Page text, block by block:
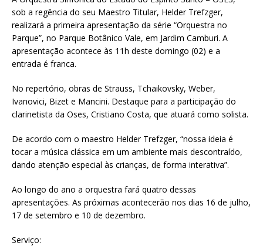
at
s
A
p
p
ai
l
ar
e
sob a regência do seu Maestro Titular, Helder Trefzger,
realizará a primeira apresentação da série “Orquestra no
Parque”, no Parque Botânico Vale, em Jardim Camburi. A
apresentação acontece às 11h deste domingo (02) e a
entrada é franca.
No repertório, obras de Strauss, Tchaikovsky, Weber,
Ivanovici, Bizet e Mancini. Destaque para a participação do
clarinetista da Oses, Cristiano Costa, que atuará como solista.
De acordo com o maestro Helder Trefzger, “nossa ideia é
tocar a música clássica em um ambiente mais descontraído,
dando atenção especial às crianças, de forma interativa”.
Ao longo do ano a orquestra fará quatro dessas
apresentações. As próximas acontecerão nos dias 16 de julho,
17 de setembro e 10 de dezembro.
Serviço: